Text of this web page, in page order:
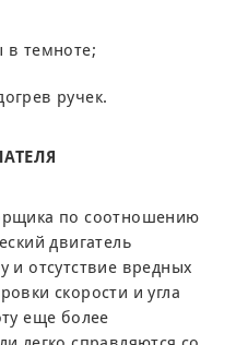
в темноте;
ручек.
по соотношению
двигатель
и отсутствие вредных
скорости и угла
еще более